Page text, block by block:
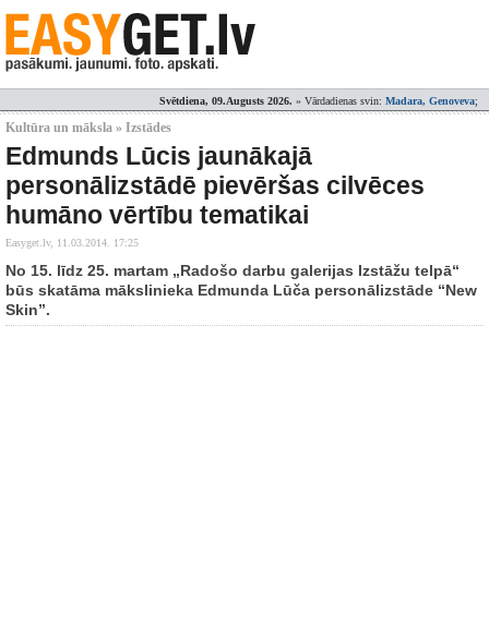
Svētdiena, 09.Augusts 2026. » Vārdadienas svin: Madara, Genoveva;
Kultūra un māksla » Izstādes
Edmunds Lūcis jaunākajā
personālizstādē pievēršas cilvēces
humāno vērtību tematikai
Easyget.lv, 11.03.2014. 17:25
No 15. līdz 25. martam „Radošo darbu galerijas Izstāžu telpā“
būs skatāma mākslinieka Edmunda Lūča personālizstāde “New
Skin”.